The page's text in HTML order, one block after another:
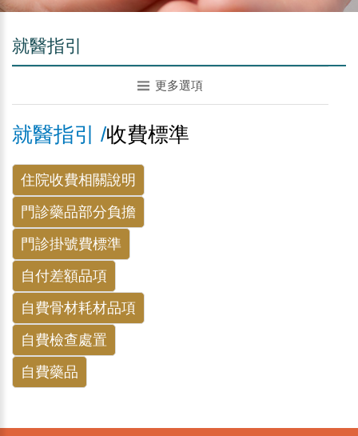
就醫指引
更多選項
就醫指引 /收費標準
住院收費相關說明
門診藥品部分負擔
門診掛號費標準
自付差額品項
自費骨材耗材品項
自費檢查處置
自費藥品